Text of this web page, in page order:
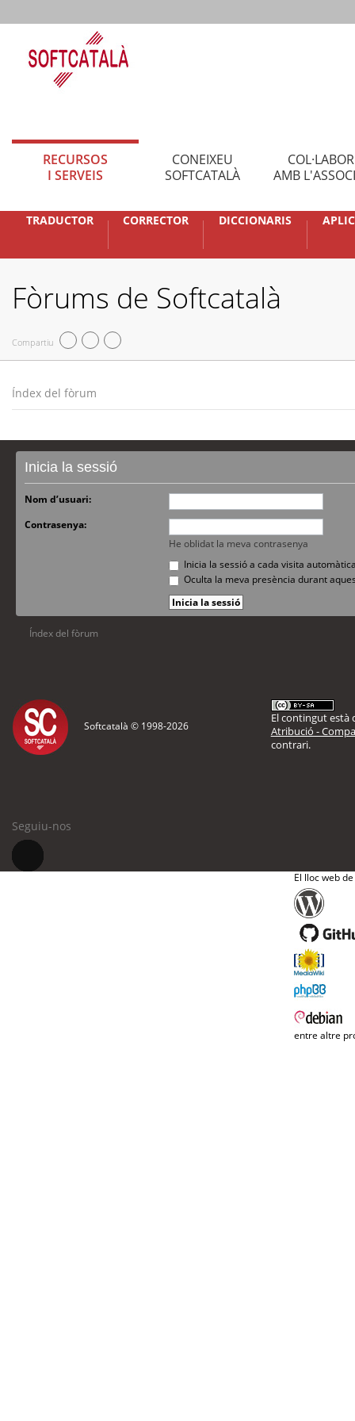
RECURSOS
I SERVEIS
CONEIXEU
SOFTCATALÀ
AMB
TRADUCTOR CORRECTOR DICCIONARIS
Fòrums de Softcatalà
Compartiu
Índex del fòrum
Inicia la sessió
Nom d’usuari:
Contrasenya:
He oblidat la meva contrasenya
Inicia la sessió a cada visita
Oculta la meva presència durant
Índex del fòrum
Softcatalà © 1998-2026
El contingut està
Atribució -
contrari.
Seguiu-nos
El lloc web
entre altre